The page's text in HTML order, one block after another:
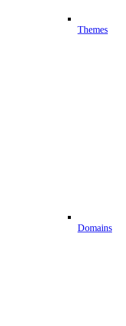
Themes
Domains